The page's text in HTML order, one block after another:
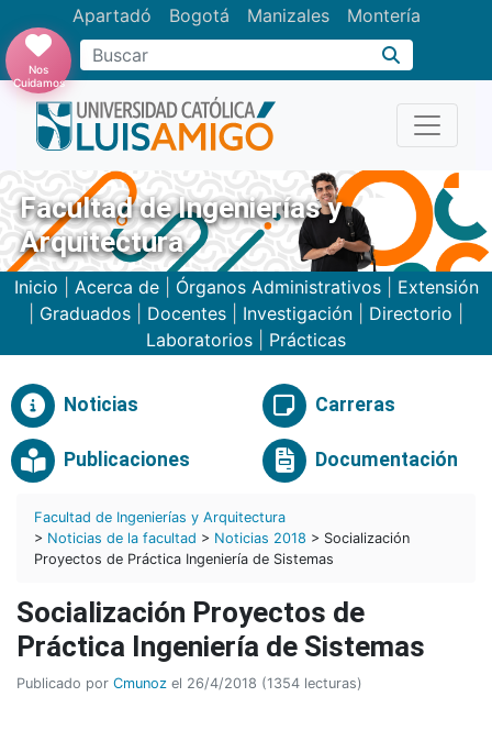
Apartadó Bogotá Manizales Montería
Buscar
Nos
Cuidamos
Facultad de Ingenierías y
Arquitectura
Inicio Acerca de| Órganos Administrativos| Extensión
Graduados Docentes Investigación Directorio
Laboratorios
Prácticas
Noticias Carreras
Publicaciones Documentación
Facultad de Ingenierías y Arquitectura
> Noticias de la facultad > Noticias 2018 > Socialización
Proyectos de Práctica Ingeniería de Sistemas
Socialización Proyectos de
Práctica Ingeniería de Sistemas
Publicado por Cmunoz el 26/4/2018 (1354 lecturas)